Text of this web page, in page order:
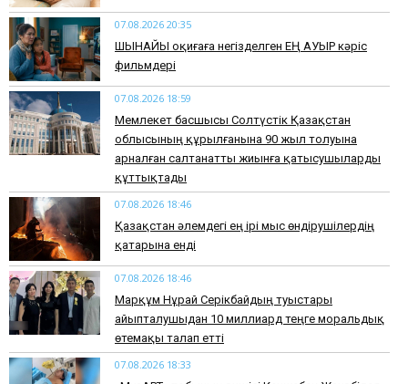
07.08.2026 20:35
​ШЫНАЙЫ оқиғаға негізделген ЕҢ АУЫР кәріс
фильмдері
07.08.2026 18:59
Мемлекет басшысы Солтүстік Қазақстан
облысының құрылғанына 90 жыл толуына
арналған салтанатты жиынға қатысушыларды
құттықтады
07.08.2026 18:46
Қазақстан әлемдегі ең ірі мыс өндірушілердің
қатарына енді
07.08.2026 18:46
Марқұм Нұрай Серікбайдың туыстары
айыпталушыдан 10 миллиард теңге моральдық
өтемақы талап етті
07.08.2026 18:33